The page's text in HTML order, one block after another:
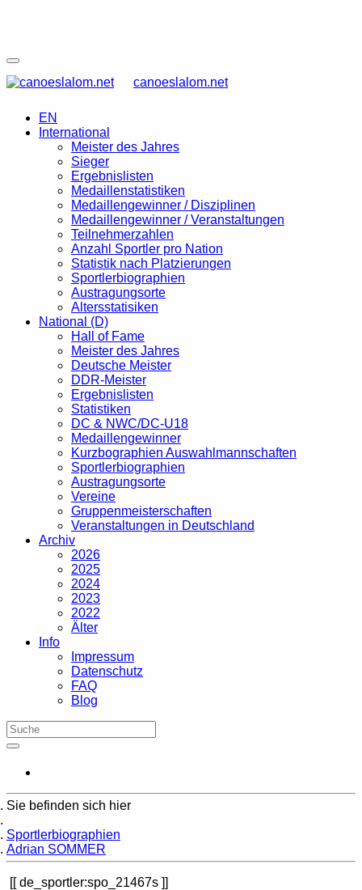
canoeslalom.net
EN
International
Meister des Jahres
Sieger
Ergebnislisten
Medaillenstatistiken
Medaillengewinner / Disziplinen
Medaillengewinner / Veranstaltungen
Teilnehmerzahlen
Anzahl Sportler pro Nation
Statistik nach Platzierungen
Sportlerbiographien
Austragungsorte
Altersstatisiken
National (D)
Hall of Fame
Meister des Jahres
Deutsche Meister
DDR-Meister
Ergebnislisten
Statistiken
DC & NWC/DC-U18
Medaillengewinner
Kurzbographien Auswahlmannschaften
Sportlerbiographien
Austragungsorte
Vereine
Gruppenmeisterschaften
Veranstaltungen in Deutschland
Archiv
2026
2025
2024
2023
2022
Älter
Info
Impressum
Datenschutz
FAQ
Blog
Sie befinden sich hier
Sportlerbiographien
Adrian SOMMER
de_sportler:spo_21467s